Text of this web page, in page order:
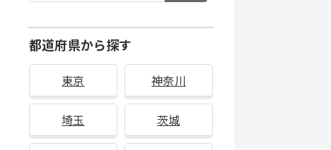
都道府県から探す
東京 神奈川
埼玉 茨城